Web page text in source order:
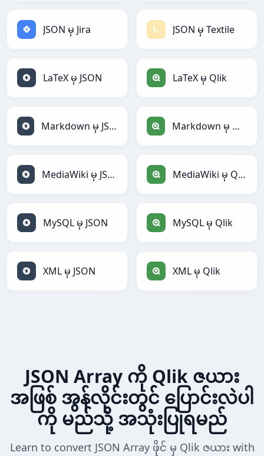
JSON မှ Jira JSON မှ Textile
LaTeX မှ JSON LaTeX မှ Qlik
Markdown မှ JSON Markdown မှ Qlik
MediaWiki မှ JSON MediaWiki မှ Qlik
MySQL မှ JSON MySQL မှ Qlik
XML မှ JSON XML မှ Qlik
JSON Array ကို Qlik ဇယား
အဖြစ် အွန်လိုင်းတွင် ပြောင်းလဲပါ
ကို မည်သို့ အသုံးပြုရမည်
Learn to convert JSON Array ဖိုင် မှ Qlik ဇယား with